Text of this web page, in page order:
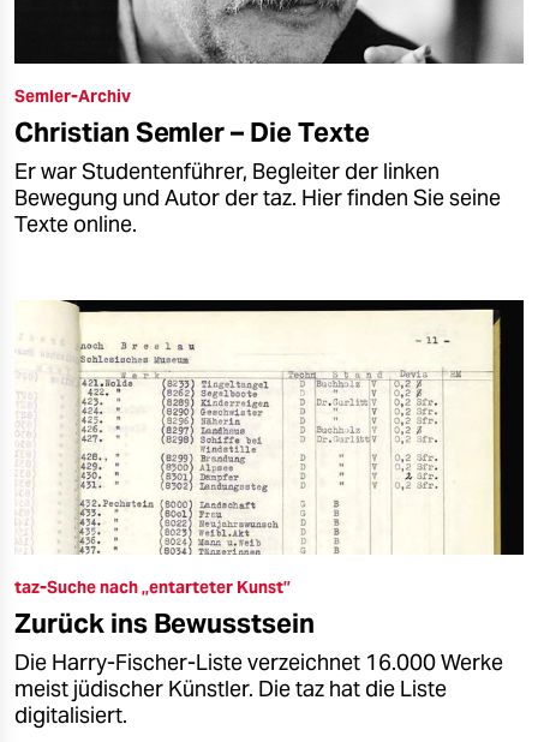
Semler-Archiv
Christian Semler – Die Texte
Er war Studentenführer, Begleiter der linken
Bewegung und Autor der taz. Hier finden Sie seine
Texte online.
taz-Suche nach „entarteter Kunst”
Zurück ins Bewusstsein
Die Harry-Fischer-Liste verzeichnet 16.000 Werke
meist jüdischer Künstler. Die taz hat die Liste
digitalisiert.